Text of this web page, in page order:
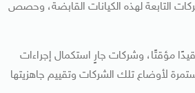
التابعة لهذه الكيانات القابضة، وحصص
مؤقتًا، وشركات جارٍ استكمال إجراءات
لأوضاع تلك الشركات وتقييم جاهزيتها